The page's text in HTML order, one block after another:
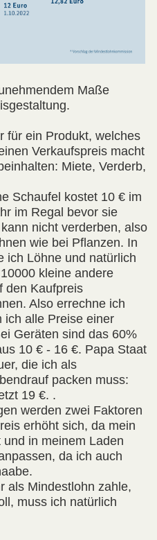
Maße
für ein Produkt, welches
Verkaufspreis macht
Miete, Verderb,
Schaufel kostet 10 € im
im Regal bevor sie
nicht verderben, also
wie bei Pflanzen. In
ich Löhne und natürlich
kleine andere
den Kaufpreis
Also errechne ich
ich alle Preise einer
Geräten sind das 60%
10 € - 16 €. Papa Staat
die ich als
packen muss:
19 €. .
werden zwei Faktoren
erhöht sich, da mein
in meinem Laden
da ich auch
als Mindestlohn zahle,
muss ich natürlich